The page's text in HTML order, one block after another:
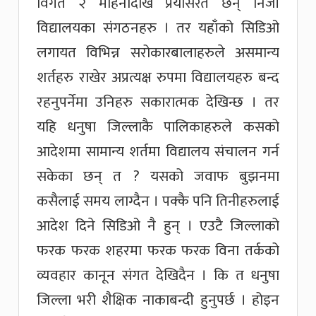
विद्यालयका संगठनहरु । तर यहाँको सिडिओ
लगायत विभिन्न सरोकारबालाहरुले असमान्य
शर्तहरु राखेर अप्रत्यक्ष रुपमा विद्यालयहरु बन्द
रहनुपर्नेमा उनिहरु सकारात्मक देखिन्छ । तर
यहि धनुषा जिल्लाकै पालिकाहरुले कसको
आदेशमा सामान्य शर्तमा विद्यालय संचालन गर्न
सकेका छन् त ? यसको जवाफ बुझनमा
कसैलाई समय लाग्दैन । पक्कै पनि तिनीहरुलाई
आदेश दिने सिडिओ नै हुन् । एउटै जिल्लाको
फरक फरक शहरमा फरक फरक विना तर्कको
व्यवहार कानून संगत देखिदैन । कि त धनुषा
जिल्ला भरी शैक्षिक नाकाबन्दी हुनुपर्छ । होइन